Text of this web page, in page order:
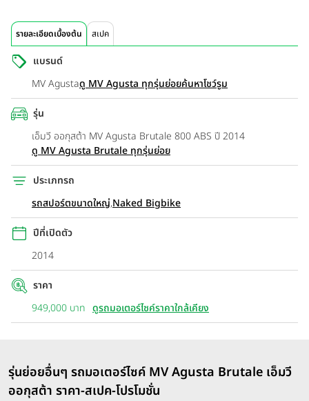
รายละเอียดเบื้องต้น สเปค
แบรนด์
MV Agustaดู MV Agusta ทุกรุ่นย่อยค้นหาโชว์รูม
รุ่น
เอ็มวี ออกุสต้า MV Agusta Brutale 800 ABS ปี 2014
ดู MV Agusta Brutale ทุกรุ่นย่อย
ประเภทรถ
รถสปอร์ตขนาดใหญ่,Naked Bigbike
ปีที่เปิดตัว
2014
ราคา
949,000 บาท ดูรถมอเตอร์ไซค์ราคาใกล้เคียง
รุ่นย่อยอื่นๆ รถมอเตอร์ไซค์ MV Agusta Brutale เอ็มวี
ออกุสต้า ราคา-สเปค-โปรโมชั่น